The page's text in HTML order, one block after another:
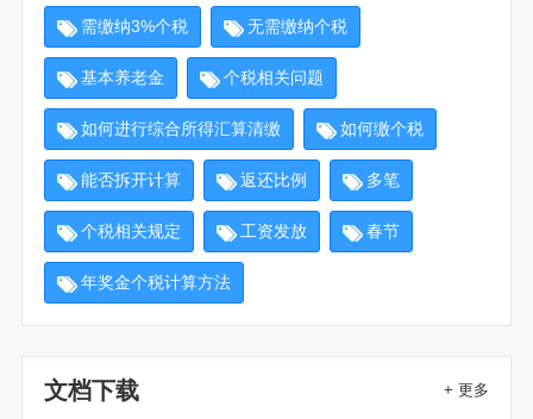
需缴纳3%个税 无需缴纳个税
基本养老金 个税相关问题
如何进行综合所得汇算清缴 如何缴个税
能否拆开计算 返还比例 多笔
个税相关规定 工资发放 春节
年奖金个税计算方法
文档下载 + 更多